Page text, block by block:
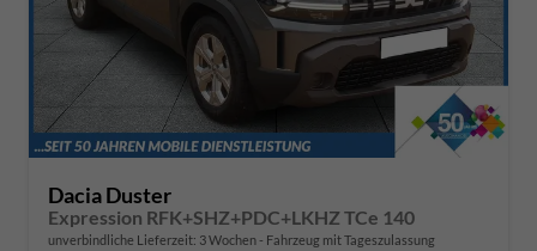
Dacia Duster
Expression RFK+SHZ+PDC+LKHZ TCe 140
unverbindliche Lieferzeit: 3 Wochen Fahrzeug mit Tageszulassung